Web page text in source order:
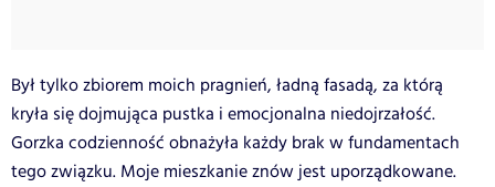
Był tylko zbiorem moich pragnień, ładną fasadą, za którą
kryła się dojmująca pustka i emocjonalna niedojrzałość.
Gorzka codzienność obnażyła każdy brak w fundamentach
tego związku. Moje mieszkanie znów jest uporządkowane.